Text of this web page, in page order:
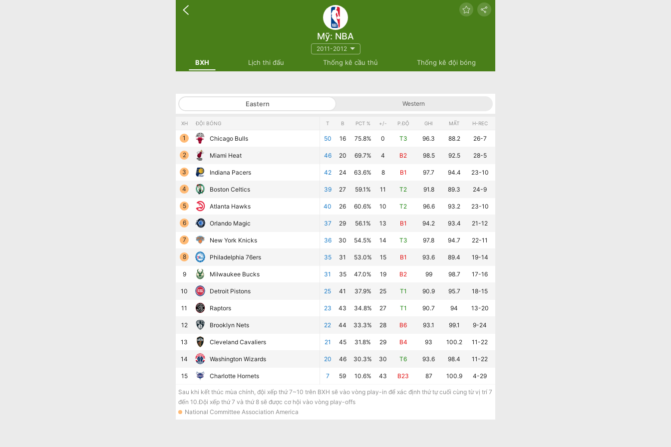
Mỹ: NBA
2011-2012
BXH Lịch thi đấu Thống kê cầu thủ Thống kê đội bóng
Eastern Western
XH ĐỘI BÓNG
1 Chicago Bulls
2 Miami Heat
3 Indiana Pacers
4 Boston Celtics
5 Atlanta Hawks
6 Orlando Magic
7 New York Knicks
8 Philadelphia 76ers
9 Milwaukee Bucks
10 Detroit Pistons
11 Raptors
12 Brooklyn Nets
13 Cleveland Cavaliers
14 Washington Wizards
15 Charlotte Hornets
T B PCT % +/- P.ĐỘ GHI MẤT H-REC
50 16 75.8% 0 T3 96.3 88.2 26-7
46 20 69.7% 4 B2 98.5 92.5 28-5
42 24 63.6% 8 B1 97.7 94.4 23-10
39 27 59.1% 11 T2 91.8 89.3 24-9
40 26 60.6% 10 T2 96.6 93.2 23-10
37 29 56.1% 13 B1 94.2 93.4 21-12
36 30 54.5% 14 T3 97.8 94.7 22-11
35 31 53.0% 15 B1 93.6 89.4 19-14
31 35 47.0% 19 B2 99 98.7 17-16
25 41 37.9% 25 T1 90.9 95.7 18-15
23 43 34.8% 27 T1 90.7 94 13-20
22 44 33.3% 28 B6 93.1 99.1 9-24
21 45 31.8% 29 B4 93 100.2 11-22
20 46 30.3% 30 T6 93.6 98.4 11-22
7 59 10.6% 43 B23 87 100.9 4-29
Sau khi kết thúc mùa chính, đội xếp thứ 7~10 trên BXH sẽ vào vòng play-in để xác định thứ tự cuối cùng từ vị trí 7
đến 10.Đội xếp thứ 7 và thứ 8 sẽ được cơ hội vào vòng play-offs
National Committee Association America